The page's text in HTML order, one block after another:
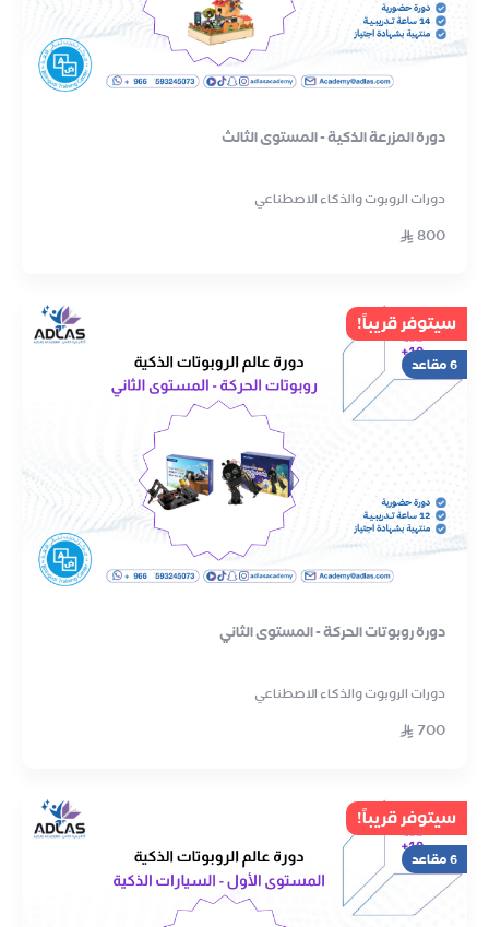
دورة المزرعة الذكية - المستوى الثالث
دورات الروبوت والذكاء الاصطناعي
800
سيتوفر قريباً!
6 مقاعد
دورة روبوتات الحركة - المستوى الثاني
دورات الروبوت والذكاء الاصطناعي
700
سيتوفر قريباً!
6 مقاعد